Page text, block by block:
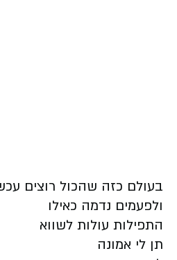
בעולם כזה שהכול רוצים
ולפעמים נדמה כאילו
התפילות עולות לשווא
תן לי אמונה